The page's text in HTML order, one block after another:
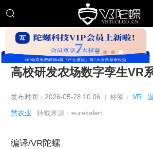
高校研发农场数字孪生VR
发布时间：2026-05-28 10:06 | 标签：VR
慧农业 转载来源：eurekalert
编译/VR陀螺